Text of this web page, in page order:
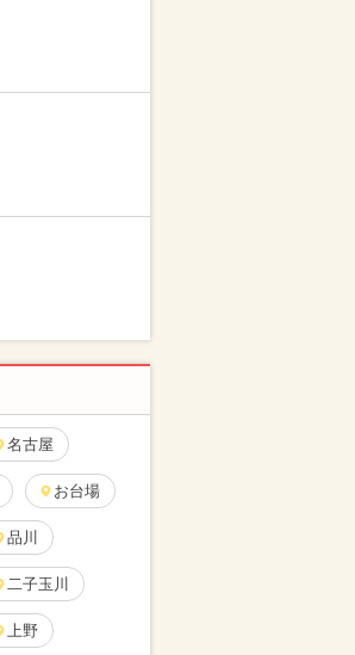
名古屋
お台場
品川
二子玉川
上野